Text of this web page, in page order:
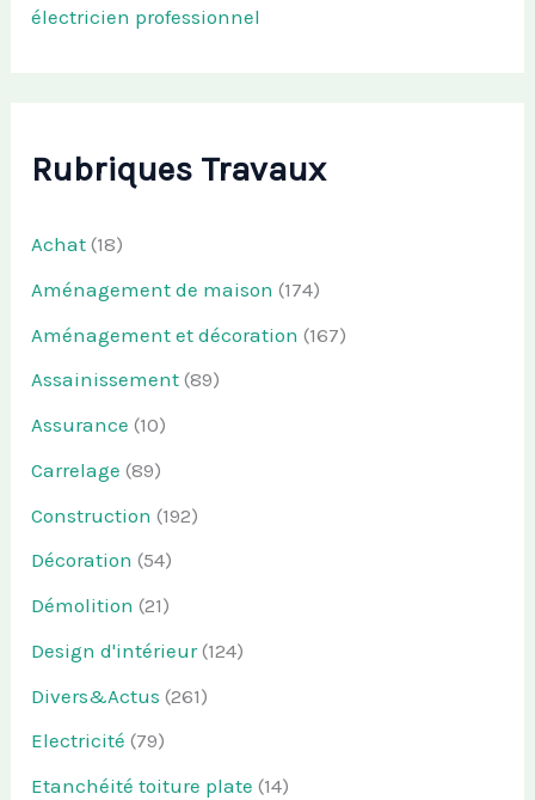
électricien professionnel
Rubriques Travaux
Achat (18)
Aménagement de maison (174)
Aménagement et décoration (167)
Assainissement (89)
Assurance (10)
Carrelage (89)
Construction (192)
Décoration (54)
Démolition (21)
Design d'intérieur(124)
Divers&Actus (261)
Electricité (79)
Etanchéité toiture plate (14)